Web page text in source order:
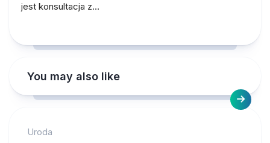
jest konsultacja z…
You may also like
Uroda